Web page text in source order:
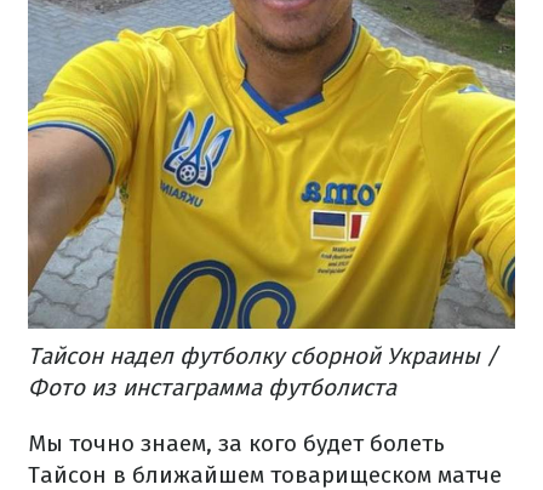
Тайсон надел футболку сборной Украины /
Фото из инстаграмма футболиста
Мы точно знаем, за кого будет болеть
Тайсон в ближайшем товарищеском матче